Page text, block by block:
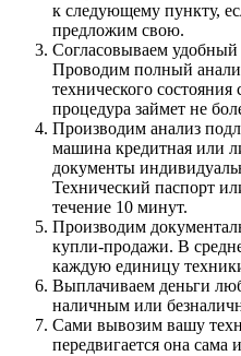
к следующему пункту,
предложим свою.
Согласовываем
Проводим полный
технического
процедура займет не
Производим анализ
машина кредитная или
документы
Технический паспорт
течение 10 минут.
Производим
купли-продажи. В
каждую единицу
Выплачиваем деньги
наличным или
Сами вывозим вашу
передвигается она сама